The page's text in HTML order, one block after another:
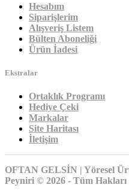
Hesabım
Siparişlerim
Alışveriş Listem
Bülten Aboneliği
Ürün İadesi
Ekstralar
Ortaklık Programı
Hediye Çeki
Markalar
Site Haritası
İletişim
OFTAN GELSİN | Yöresel
Peyniri © 2026 - Tüm Hakları